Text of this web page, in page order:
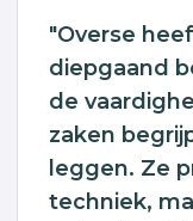
"Overse
diepgaand
de
zaken
leggen. Ze
techniek,